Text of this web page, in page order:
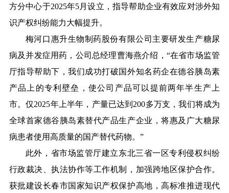
方分中心于2025年5月设立，指导帮助企业有效应对涉外知
识产权纠纷能力大幅提升。
梅河口惠升生物制药股份有限公司主要研发生产糖尿
病及并发症用药，公司总经理曹海燕介绍，“在省市场监管
厅指导帮助下，我们成功打破国外知名药企在德谷胰岛素
产品上的专利壁垒，使公司产品可以提前两年半生产上
市。仅2025年上半年，产量已达到200多万支，我们将成为
全球首家德谷胰岛素替代产品生产企业，将惠及广大糖尿
病患者使用高质量的国产替代药物。”
此外，省市场监管厅建立东北三省一区专利侵权纠纷
行政裁决、执法协作等工作机制，加强跨地区保护合作。
获批建设长春市国家知识产权保护高地，高标准推进现代